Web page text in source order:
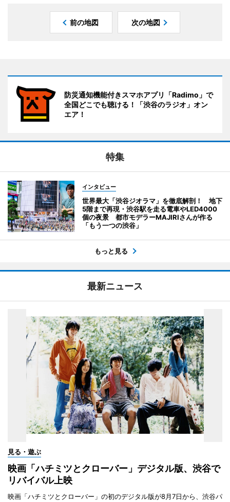
前の地図 次の地図
防災通知機能付きスマホアプリ「Radimo」で
全国どこでも聴ける！「渋谷のラジオ」オン
エア！
特集
インタビュー
世界最大「渋谷ジオラマ」を徹底解剖！ 地下
5階まで再現・渋谷駅を走る電車やLED4000
個の夜景 都市モデラーMAJIRIさんが作る
「もう一つの渋谷」
もっと見る
最新ニュース
見る・遊ぶ
映画「ハチミツとクローバー」デジタル版、渋谷で
リバイバル上映
映画「ハチミツとクローバー」の初のデジタル版が8月7日から、渋谷パ